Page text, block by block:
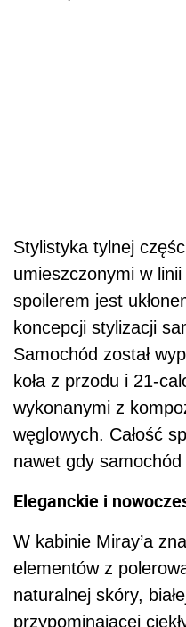
Stylistyka tylnej
umieszczonymi w
spoilerem jest
koncepcji stylizacji
Samochód został
koła z przodu i 21-
wykonanymi z
węglowych. Całość
nawet gdy
Eleganckie i
W kabinie Miray’a
elementów z
naturalnej skóry,
przypominającej